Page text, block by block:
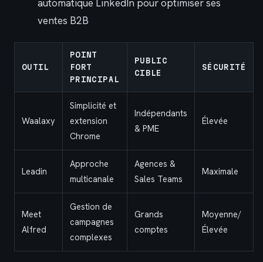
automatique LinkedIn pour optimiser ses
ventes B2B
OUTIL
POINT
FORT
PRINCIPAL
PUBLIC
CIBLE
SÉCURITÉ
Waalaxy
Simplicité et
extension
Chrome
Indépendants
& PME
Élevée
Leadin
Approche
multicanale
Agences &
Sales Teams
Maximale
Meet
Alfred
Gestion de
campagnes
complexes
Grands
comptes
Moyenne/
Élevée